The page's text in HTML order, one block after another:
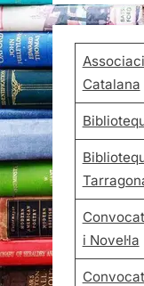
Catalana
i Novel·la